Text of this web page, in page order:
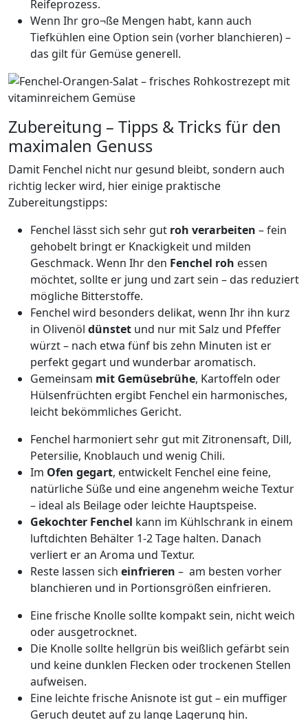
Reifeprozess.
Wenn Ihr gro¬ße Mengen habt, kann auch
Tiefkühlen eine Option sein (vorher blanchieren) –
das gilt für Gemüse generell.
Zubereitung – Tipps & Tricks für den
maximalen Genuss
Damit Fenchel nicht nur gesund bleibt, sondern auch
richtig lecker wird, hier einige praktische
Zubereitungstipps:
Fenchel lässt sich sehr gut roh verarbeiten – fein
gehobelt bringt er Knackigkeit und milden
Geschmack. Wenn Ihr den Fenchel roh essen
möchtet, sollte er jung und zart sein – das reduziert
mögliche Bitterstoffe.
Fenchel wird besonders delikat, wenn Ihr ihn kurz
in Olivenöl dünstet und nur mit Salz und Pfeffer
würzt – nach etwa fünf bis zehn Minuten ist er
perfekt gegart und wunderbar aromatisch.
Gemeinsam mit Gemüsebrühe, Kartoffeln oder
Hülsenfrüchten ergibt Fenchel ein harmonisches,
leicht bekömmliches Gericht.
Fenchel harmoniert sehr gut mit Zitronensaft, Dill,
Petersilie, Knoblauch und wenig Chili.
Im Ofen gegart, entwickelt Fenchel eine feine,
natürliche Süße und eine angenehm weiche Textur
– ideal als Beilage oder leichte Hauptspeise.
Gekochter Fenchel kann im Kühlschrank in einem
luftdichten Behälter 1-2 Tage halten. Danach
verliert er an Aroma und Textur.
Reste lassen sich einfrieren – am besten vorher
blanchieren und in Portionsgrößen einfrieren.
Eine frische Knolle sollte kompakt sein, nicht weich
oder ausgetrocknet.
Die Knolle sollte hellgrün bis weißlich gefärbt sein
und keine dunklen Flecken oder trockenen Stellen
aufweisen.
Eine leichte frische Anisnote ist gut – ein muffiger
Geruch deutet auf zu lange Lagerung hin.